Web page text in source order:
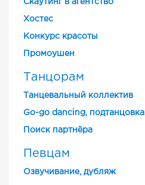
Скаутинг в агентство
Хостес
Конкурс красоты
Промоушен
Танцорам
Танцевальный коллектив
Go-go dancing, подтанцовка
Поиск партнёра
Певцам
Озвучивание, дубляж